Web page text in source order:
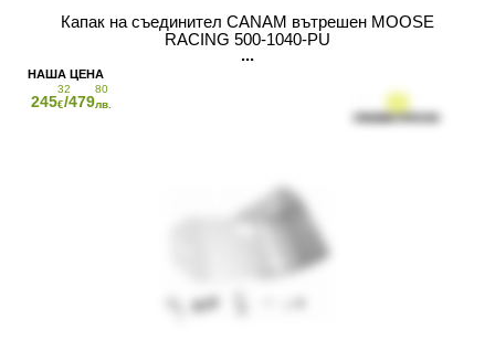
Капак на съединител CANAM вътрешен MOOSE
RACING 500-1040-PU
245
32
€/479
80
лв.